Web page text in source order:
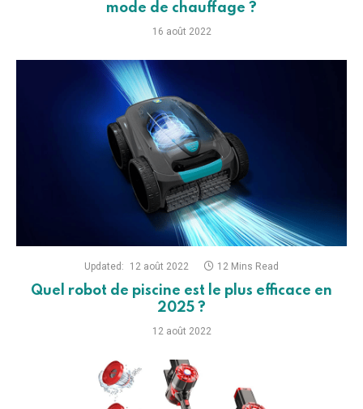
mode de chauffage ?
16 août 2022
Updated: 12 août 2022 12 Mins Read
Quel robot de piscine est le plus efficace en
2025 ?
12 août 2022